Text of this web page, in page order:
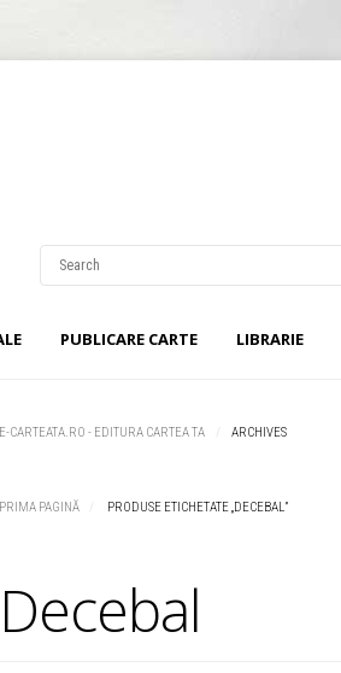
PUBLICARE CARTE LIBRARIE
E-CARTEATA.RO - EDITURA CARTEA TA ARCHIVES
PRIMA PAGINĂ PRODUSE ETICHETATE „DECEBAL”
Decebal
Password
Remember Me